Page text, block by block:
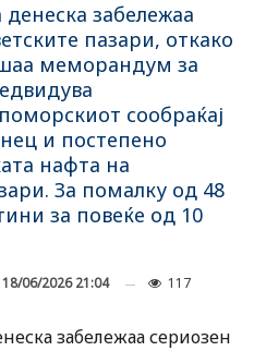
забележаа
пазари, откако
меморандум за
сообраќај
и постепено
нафта на
За помалку од 48
за повеќе од 10
18/06/2026 21:04 117
забележаа сериозен